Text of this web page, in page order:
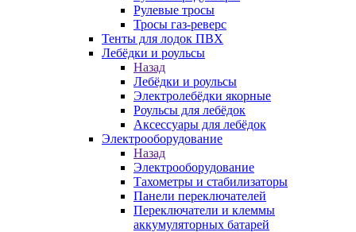
Рулевые тросы
Тросы газ-реверс
Тенты для лодок ПВХ
Лебёдки и роульсы
Назад
Лебёдки и роульсы
Электролебёдки якорные
Роульсы для лебёдок
Аксессуары для лебёдок
Электрооборудование
Назад
Электрооборудование
Тахометры и стабилизаторы
Панели переключателей
Переключатели и клеммы
аккумуляторных батарей